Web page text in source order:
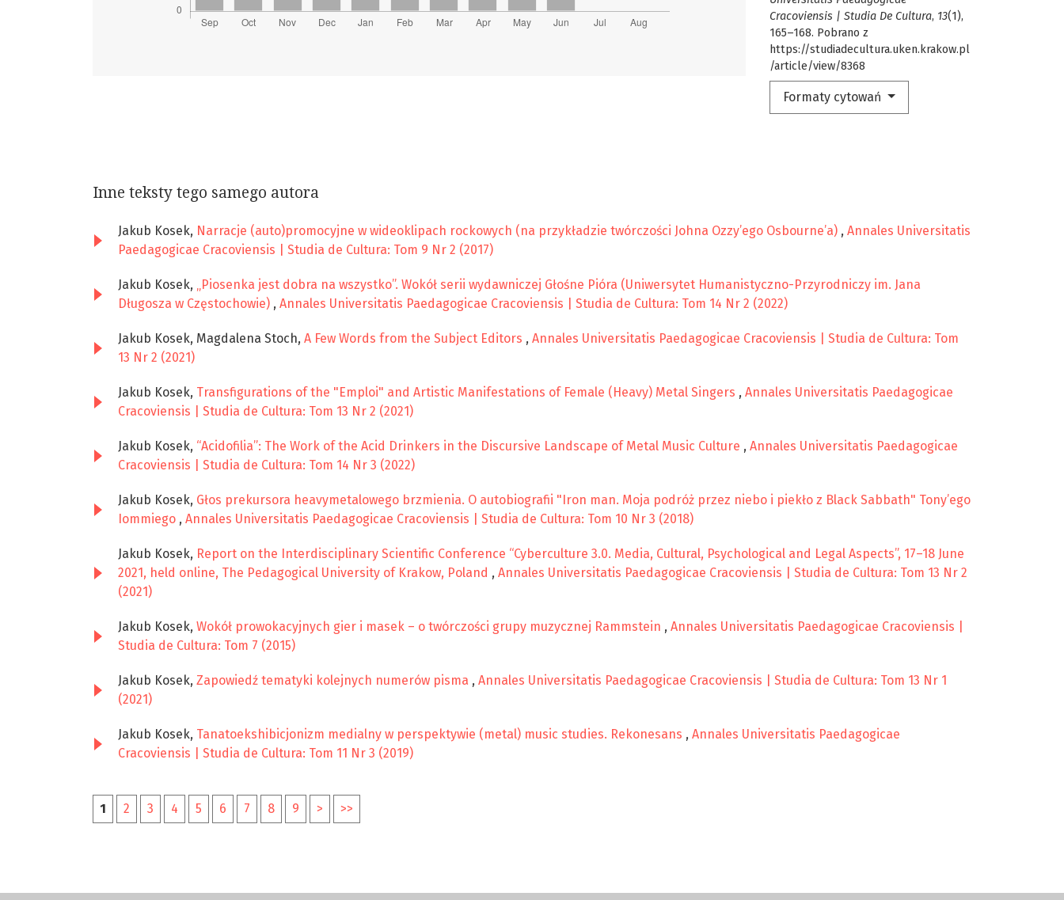
Cracoviensis | Studia De Cultura, 13(1),
165–168. Pobrano z
https://studiadecultura.uken.krakow.pl
/article/view/8368
Formaty cytowań
Inne teksty tego samego autora
Jakub Kosek, Narracje (auto)promocyjne w wideoklipach rockowych (na przykładzie twórczości Johna Ozzy’ego Osbourne’a) , Annales Universitatis
Paedagogicae Cracoviensis | Studia de Cultura: Tom 9 Nr 2 (2017)
Jakub Kosek, „Piosenka jest dobra na wszystko”. Wokół serii wydawniczej Głośne Pióra (Uniwersytet Humanistyczno-Przyrodniczy im. Jana
Długosza w Częstochowie) , Annales Universitatis Paedagogicae Cracoviensis | Studia de Cultura: Tom 14 Nr 2 (2022)
Jakub Kosek, Magdalena Stoch, A Few Words from the Subject Editors , Annales Universitatis Paedagogicae Cracoviensis | Studia de Cultura: Tom
13 Nr 2 (2021)
Jakub Kosek, Transfigurations of the "Emploi" and Artistic Manifestations of Female (Heavy) Metal Singers , Annales Universitatis Paedagogicae
Cracoviensis | Studia de Cultura: Tom 13 Nr 2 (2021)
Jakub Kosek, “Acidofilia”: The Work of the Acid Drinkers in the Discursive Landscape of Metal Music Culture , Annales Universitatis Paedagogicae
Cracoviensis | Studia de Cultura: Tom 14 Nr 3 (2022)
Jakub Kosek, Głos prekursora heavymetalowego brzmienia. O autobiografii "Iron man. Moja podróż przez niebo i piekło z Black Sabbath" Tony’ego
Iommiego , Annales Universitatis Paedagogicae Cracoviensis | Studia de Cultura: Tom 10 Nr 3 (2018)
Jakub Kosek, Report on the Interdisciplinary Scientific Conference “Cyberculture 3.0. Media, Cultural, Psychological and Legal Aspects”, 17–18 June
2021, held online, The Pedagogical University of Krakow, Poland , Annales Universitatis Paedagogicae Cracoviensis | Studia de Cultura: Tom 13 Nr 2
(2021)
Jakub Kosek, Wokół prowokacyjnych gier i masek – o twórczości grupy muzycznej Rammstein , Annales Universitatis Paedagogicae Cracoviensis |
Studia de Cultura: Tom 7 (2015)
Jakub Kosek, Zapowiedź tematyki kolejnych numerów pisma , Annales Universitatis Paedagogicae Cracoviensis | Studia de Cultura: Tom 13 Nr 1
(2021)
Jakub Kosek, Tanatoekshibicjonizm medialny w perspektywie (metal) music studies. Rekonesans , Annales Universitatis Paedagogicae
Cracoviensis | Studia de Cultura: Tom 11 Nr 3 (2019)
1 2 3 4 5 6 7 8 9 > >>